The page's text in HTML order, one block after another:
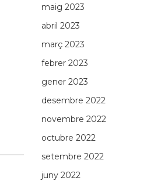
maig 2023
abril 2023
març 2023
febrer 2023
gener 2023
desembre 2022
novembre 2022
octubre 2022
setembre 2022
juny 2022